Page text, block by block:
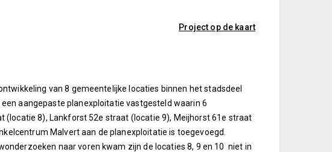
Project op de kaart
van 8 gemeentelijke locaties binnen het stadsdeel
aangepaste planexploitatie vastgesteld waarin 6
8), Lankforst 52e straat (locatie 9), Meijhorst 61e straat
Malvert aan de planexploitatie is toegevoegd.
naar voren kwam zijn de locaties 8, 9 en 10 niet in